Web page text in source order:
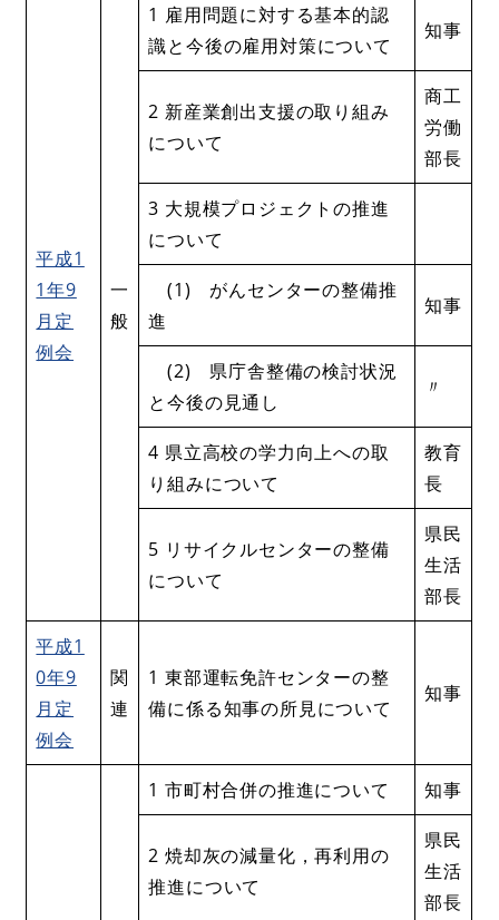
平成1
1年9
月定
例会
一
般
1 雇用問題に対する基本的認
識と今後の雇用対策について
知事
2 新産業創出支援の取り組み
について
商工
労働
部長
3 大規模プロジェクトの推進
について
(1) がんセンターの整備推
進
知事
(2) 県庁舎整備の検討状況
と今後の見通し
〃
4 県立高校の学力向上への取
り組みについて
教育
長
5 リサイクルセンターの整備
について
県民
生活
部長
平成1
0年9
月定
例会
関
連
1 東部運転免許センターの整
備に係る知事の所見について
知事
1 市町村合併の推進について 知事
2 焼却灰の減量化，再利用の
推進について
県民
生活
部長